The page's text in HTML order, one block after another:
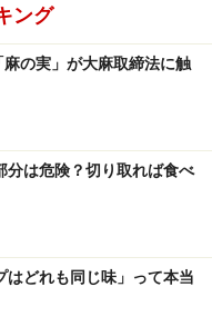
ない食事…まずは
を
りませんが、命をつ
必要なことです。面
うな理由であれ、食事
、本人が思っている
すから、もともと食が
食べられなかったり
ング
の実」が大麻取締法に触
分は危険？切り取れば食べ
はどれも同じ味」って本当